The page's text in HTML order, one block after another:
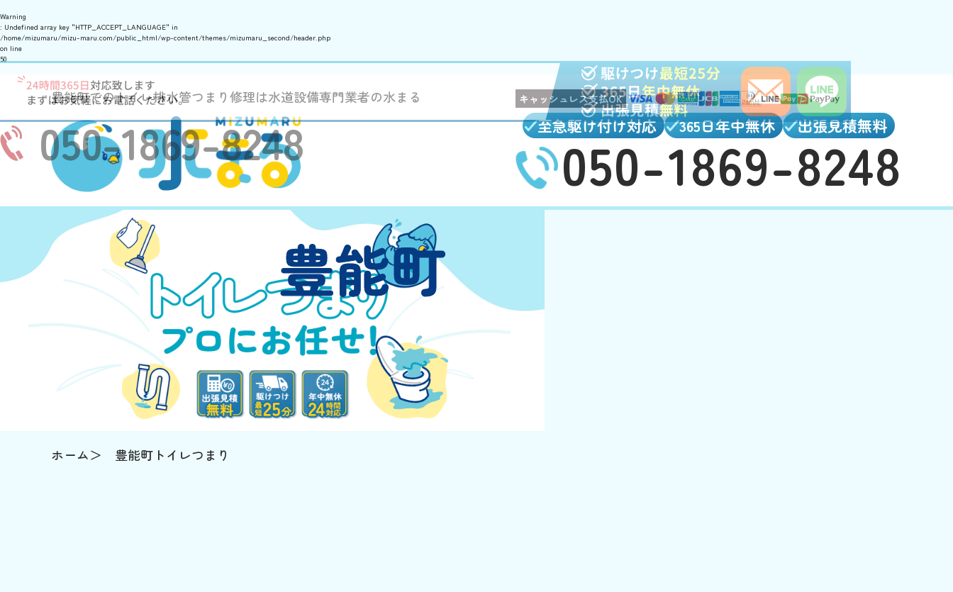
Warning
: Undefined array key "HTTP_ACCEPT_LANGUAGE" in
/home/mizumaru/mizu-maru.com/public_html/wp-content/themes/mizumaru_second/header.php
on line
50
豊能町でのトイレ排水管つまり修理は水道設備専門業者の水まる キャッシュレス支払OK
至急駆け付け対応 365日年中無休 出張見積無料
050-1869-8248
豊能町
ホーム 豊能町トイレつまり
050-1869-8248